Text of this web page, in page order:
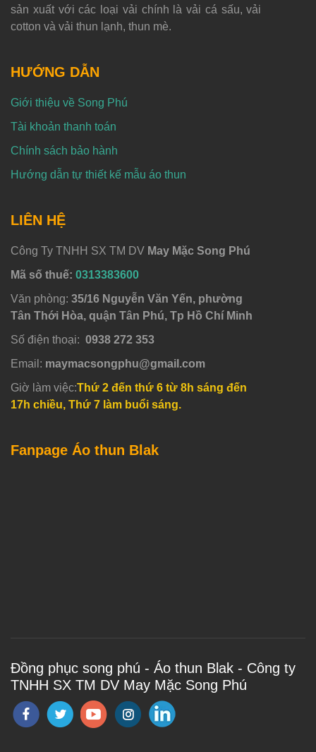
sản xuất với các loại vải chính là vải cá sấu, vải
cotton và vải thun lạnh, thun mè.
HƯỚNG DẪN
Giới thiệu về Song Phú
Tài khoản thanh toán
Chính sách bảo hành
Hướng dẫn tự thiết kế mẫu áo thun
LIÊN HỆ
Công Ty TNHH SX TM DV May Mặc Song Phú
Mã số thuế: 0313383600
Văn phòng: 35/16 Nguyễn Văn Yến, phường
Tân Thới Hòa, quận Tân Phú, Tp Hồ Chí Minh
Số điện thoại: 0938 272 353
Email: maymacsongphu@gmail.com
Giờ làm việc:Thứ 2 đến thứ 6 từ 8h sáng đến
17h chiều, Thứ 7 làm buổi sáng.
Fanpage Áo thun Blak
Đồng phục song phú - Áo thun Blak - Công ty
TNHH SX TM DV May Mặc Song Phú